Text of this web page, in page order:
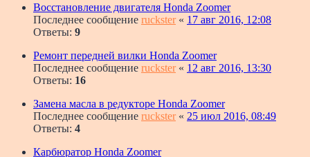
Восстановление двигателя Honda Zoomer
Последнее сообщение ruckster« 17 авг 2016, 12:08
Ответы: 9
Ремонт передней вилки Honda Zoomer
Последнее сообщение ruckster« 12 авг 2016, 13:30
Ответы: 16
Замена масла в редукторе Honda Zoomer
Последнее сообщение ruckster« 25 июл 2016, 08:49
Ответы: 4
Карбюратор Honda Zoomer